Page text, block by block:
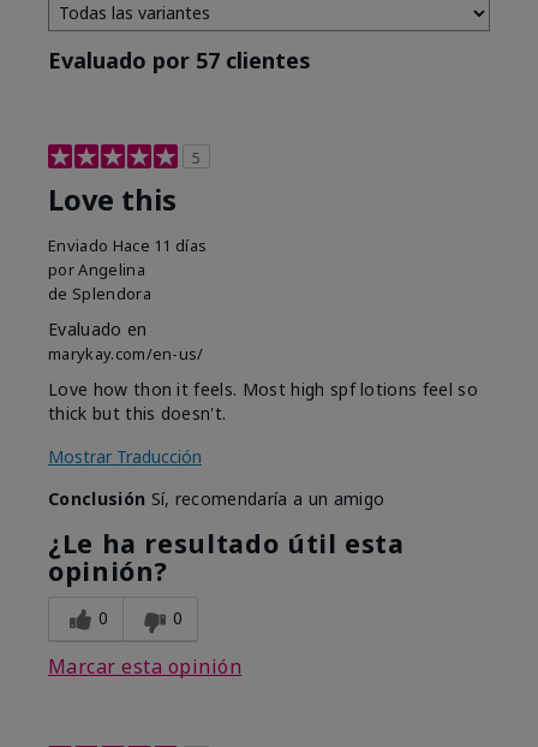
Evaluado por 57 clientes
5
Love this
Enviado Hace 11 días
porAngelina
de Splendora
Evaluado en
marykay.com/en-us/
Love how thon it feels. Most high spf lotions feel so
thick but this doesn't.
Mostrar Traducción
Conclusión Sí, recomendaría a un amigo
¿Le ha resultado útil esta
opinión?
0 0
Marcar esta opinión